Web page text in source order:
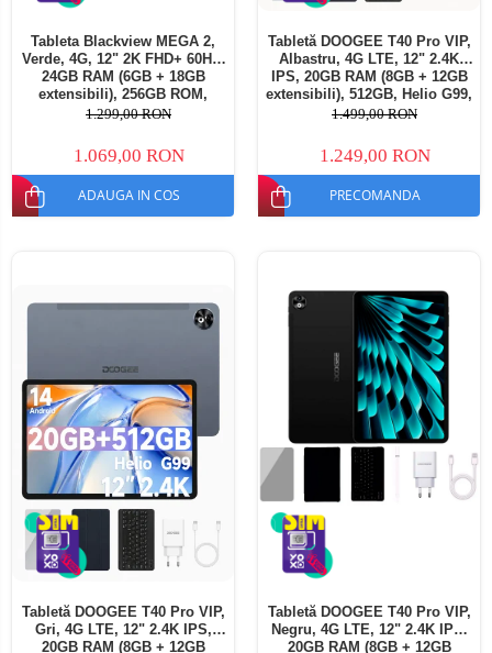
Tableta Blackview MEGA 2,
Verde, 4G, 12" 2K FHD+ 60Hz,
24GB RAM (6GB + 18GB
extensibili), 256GB ROM,
Android 15, Unisoc T615,
Stylus, Face Unlock, Dual SIM
1.299,00 RON
1.069,00 RON
ADAUGA IN COS
Tabletă DOOGEE T40 Pro VIP,
Albastru, 4G LTE, 12" 2.4K
IPS, 20GB RAM (8GB + 12GB
extensibili), 512GB, Helio G99,
10800mAh, 33W, Android 14,
1.499,00 RON
1.249,00 RON
PRECOMANDA
Tabletă DOOGEE T40 Pro VIP,
Gri, 4G LTE, 12" 2.4K IPS,
20GB RAM (8GB + 12GB
Tabletă DOOGEE T40 Pro VIP,
Negru, 4G LTE, 12" 2.4K IPS,
20GB RAM (8GB + 12GB